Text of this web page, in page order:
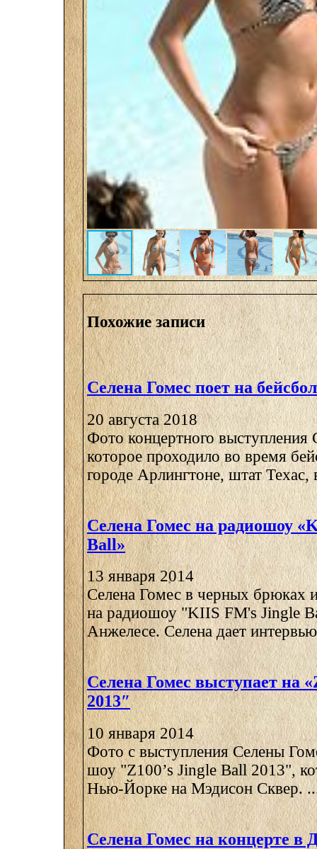
Похожие записи
Селена Гомес поет на
20 августа 2018
Фото концертного выступления
которое проходило во время
городе Арлингтоне, штат Техас,
Селена Гомес на радиошоу
Ball»
13 января 2014
Селена Гомес в черных брюках
на радиошоу "KIIS FM's Jingle
Анжелесе. Селена дает
Селена Гомес выступает на
2013″
10 января 2014
Фото с выступления Селены
шоу "Z100’s Jingle Ball 2013",
Нью-Йорке на Мэдисон Сквер.
Селена Гомес на концерте в